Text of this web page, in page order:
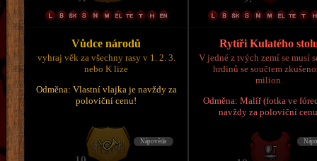
Vůdce národů
vyhraj věk za všechny rasy v 1. 2. 3.
nebo K lize
Odměna: Vlastní vlajka je navždy za
poloviční cenu!
Rytíři Kulatého
V jedné z tvých zemí se musí
hrdinů se součtem
milion.
Odměna: Malíř (fotka ve
navždy za poloviční